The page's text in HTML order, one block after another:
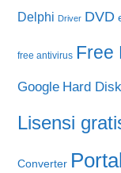
Delphi Driver DVD
free antivirus Free
Google Hard Disk
Lisensi
Converter